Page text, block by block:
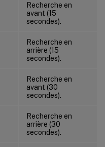
Recherche en
avant (15
secondes).
Recherche en
arrière (15
secondes).
Recherche en
avant (30
secondes).
Recherche en
arrière (30
secondes).